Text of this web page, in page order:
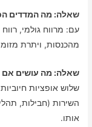
שאלה: מה המדדים
עם: מרווח גולמי,
מהכנסות, ויתרת
שאלה: מה עושים אם
שלוש אופציות
השירות (חבילות,
אותו.